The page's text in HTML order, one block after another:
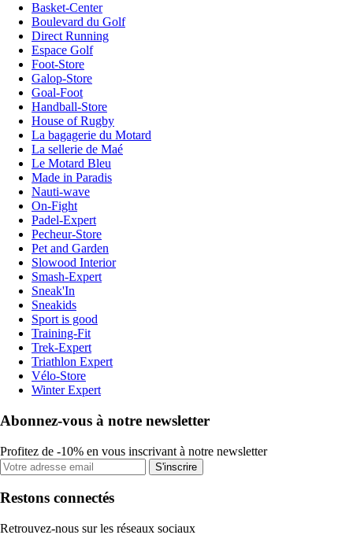
Basket-Center
Boulevard du Golf
Direct Running
Espace Golf
Foot-Store
Galop-Store
Goal-Foot
Handball-Store
House of Rugby
La bagagerie du Motard
La sellerie de Maé
Le Motard Bleu
Made in Paradis
Nauti-wave
On-Fight
Padel-Expert
Pecheur-Store
Pet and Garden
Slowood Interior
Smash-Expert
Sneak'In
Sneakids
Sport is good
Training-Fit
Trek-Expert
Triathlon Expert
Vélo-Store
Winter Expert
Abonnez-vous à notre newsletter
Profitez de -10% en vous inscrivant à notre newsletter
S'inscrire
Restons connectés
Retrouvez-nous sur les réseaux sociaux